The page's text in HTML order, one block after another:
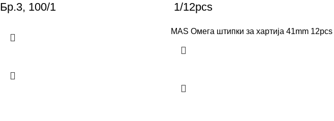
Бр.3, 100/1
1/12pcs
MAS Омега штипки за хартија 41mm 12pcs